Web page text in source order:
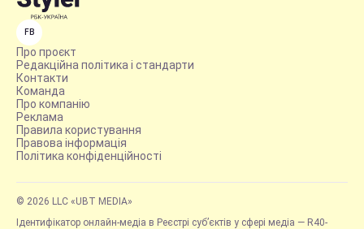
FB
Про проєкт
Редакційна політика і стандарти
Контакти
Команда
Про компанію
Реклама
Правила користування
Правова інформація
Політика конфіденційності
© 2026 LLC «UBT MEDIA»
Ідентифікатор онлайн-медіа в Реєстрі суб’єктів у сфері медіа — R40-